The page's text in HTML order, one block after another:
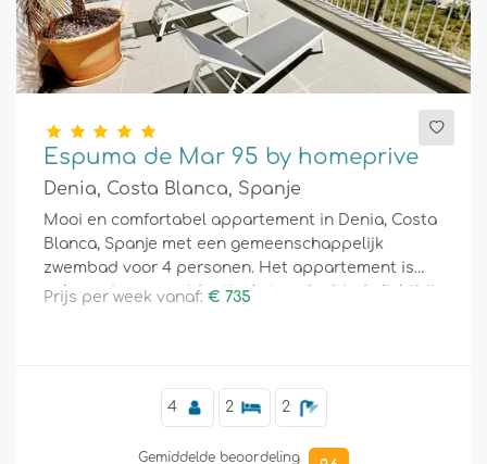
Espuma de Mar 95 by homeprive
Denia, Costa Blanca, Spanje
Mooi en comfortabel appartement in Denia, Costa
Blanca, Spanje met een gemeenschappelijk
zwembad voor 4 personen. Het appartement is
gelegen in een residentieel strandgebied, dichtbij
Prijs per week vanaf: € 735
4 2 2
Gemiddelde beoordeling